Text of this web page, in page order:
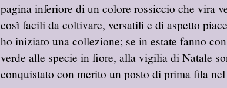
pagina inferiore di un colore rossiccio che vira
così facili da coltivare, versatili e di aspetto
ho iniziato una collezione; se in estate fanno
verde alle specie in fiore, alla vigilia di Natale
conquistato con merito un posto di prima fila